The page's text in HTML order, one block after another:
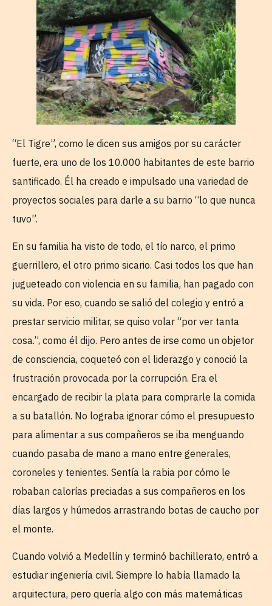
“El Tigre”, como le dicen sus amigos por su carácter
fuerte, era uno de los 10.000 habitantes de este barrio
santificado. Él ha creado e impulsado una variedad de
proyectos sociales para darle a su barrio “lo que nunca
tuvo”.
En su familia ha visto de todo, el tío narco, el primo
guerrillero, el otro primo sicario. Casi todos los que han
jugueteado con violencia en su familia, han pagado con
su vida. Por eso, cuando se salió del colegio y entró a
prestar servicio militar, se quiso volar “por ver tanta
cosa.”, como él dijo. Pero antes de irse como un objetor
de consciencia, coqueteó con el liderazgo y conoció la
frustración provocada por la corrupción. Era el
encargado de recibir la plata para comprarle la comida
a su batallón. No lograba ignorar cómo el presupuesto
para alimentar a sus compañeros se iba menguando
cuando pasaba de mano a mano entre generales,
coroneles y tenientes. Sentía la rabia por cómo le
robaban calorías preciadas a sus compañeros en los
días largos y húmedos arrastrando botas de caucho por
el monte.
Cuando volvió a Medellín y terminó bachillerato, entró a
estudiar ingeniería civil. Siempre lo había llamado la
arquitectura, pero quería algo con más matemáticas